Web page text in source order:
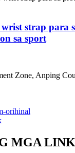
wrist strap para
sa sport
Zone, Anping
MGA LINK